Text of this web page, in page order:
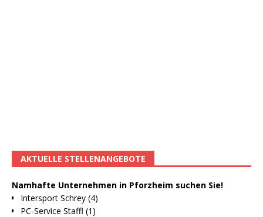
AKTUELLE STELLENANGEBOTE
Namhafte Unternehmen in Pforzheim suchen Sie!
Intersport Schrey (4)
PC-Service Staffl (1)